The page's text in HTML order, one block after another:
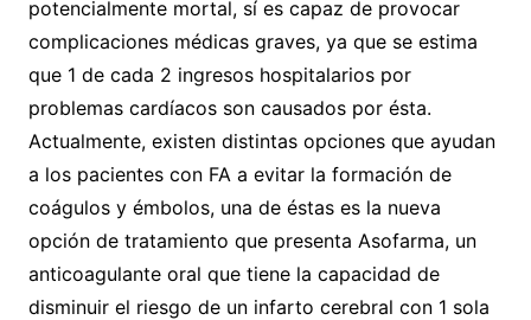
potencialmente mortal, sí es capaz de provocar
complicaciones médicas graves, ya que se estima
que 1 de cada 2 ingresos hospitalarios por
problemas cardíacos son causados por ésta.
Actualmente, existen distintas opciones que ayudan
a los pacientes con FA a evitar la formación de
coágulos y émbolos, una de éstas es la nueva
opción de tratamiento que presenta Asofarma, un
anticoagulante oral que tiene la capacidad de
disminuir el riesgo de un infarto cerebral con 1 sola